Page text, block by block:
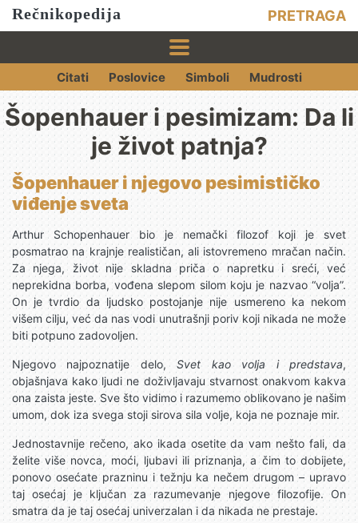
Rečnikopedija PRETRAGA
Citati Poslovice Simboli Mudrosti
Šopenhauer i pesimizam: Da li
je život patnja?
Šopenhauer i njegovo pesimističko
viđenje sveta
Arthur Schopenhauer bio je nemački filozof koji je svet
posmatrao na krajnje realističan, ali istovremeno mračan način.
Za njega, život nije skladna priča o napretku i sreći, već
neprekidna borba, vođena slepom silom koju je nazvao “volja”.
On je tvrdio da ljudsko postojanje nije usmereno ka nekom
višem cilju, već da nas vodi unutrašnji poriv koji nikada ne može
biti potpuno zadovoljen.
Njegovo najpoznatije delo,Svet kao volja i predstava,
objašnjava kako ljudi ne doživljavaju stvarnost onakvom kakva
ona zaista jeste. Sve što vidimo i razumemo oblikovano je našim
umom, dok iza svega stoji sirova sila volje, koja ne poznaje mir.
Jednostavnije rečeno, ako ikada osetite da vam nešto fali, da
želite više novca, moći, ljubavi ili priznanja, a čim to dobijete,
ponovo osećate prazninu i težnju ka nečem drugom – upravo
taj osećaj je ključan za razumevanje njegove filozofije. On
smatra da je taj osećaj univerzalan i da nikada ne prestaje.